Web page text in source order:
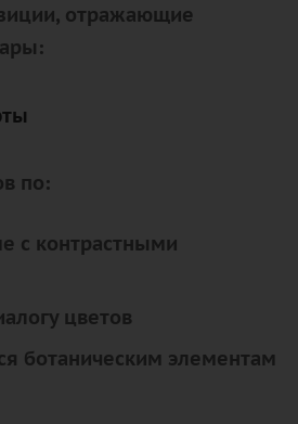
отражающие
по:
с контрастными
цветов
ботаническим элементам